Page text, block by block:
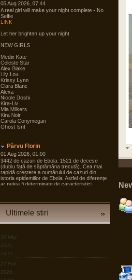
05 Aug 2026, 07:44
A real girl will make your night complete - No
Selfie
LINK
Let her brighten up your night
NEW GIRLS
Medix Kate
Celeste Star
Alex Blake
Lily Lou
Krissy Lynn
Clara Blanc
Alexa
Nicole Doshi
Kira-Liv
Mia Milkers
Kira Noir
Carola Conymegan
Ghost Isnt
Pârvu Florin
01 Aug 2026, 01:00
3442 de cazuri de Ebola. 1521 de decese
(dublu față de săptămâna trecută). Cea mai
rapidă creștere a numărului de cazuri din
istoria epidemiilor de Ebola. Astfel de diferențe
ar putea fi determinate de caracteristici
posibil să fie adevărat.
Vestea bună? Datorită tehnologiei mARN
va răspândi (nu cred) dar să presupunem,
terapie genicā? Otravă? Moarte? Sau unii
Cristian Apetrei
LINK
Ultimele stiri
30 May
2026,
14:02
27 Feb
2026,